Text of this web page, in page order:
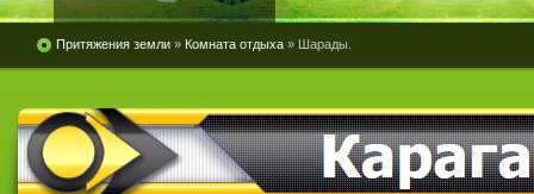
Притяжения земли » Комната отдыха » Шарады.